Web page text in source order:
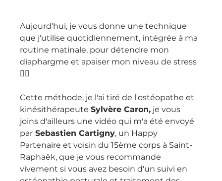
Aujourd'hui, je vous donne une technique
que j'utilise quotidiennement, intégrée à ma
routine matinale, pour détendre mon
diaphargme et apaiser mon niveau de stress
🧘‍♀️
Cette méthode, je l'ai tiré de l'ostéopathe et
kinésithérapeute Sylvère Caron, je vous
joins d'ailleurs une vidéo qui m'a été envoyé
par Sebastien Cartigny, un Happy
Partenaire et voisin du 15ème corps à Saint-
Raphaëk, que je vous recommande
vivement si vous avez besoin d'un suivi en